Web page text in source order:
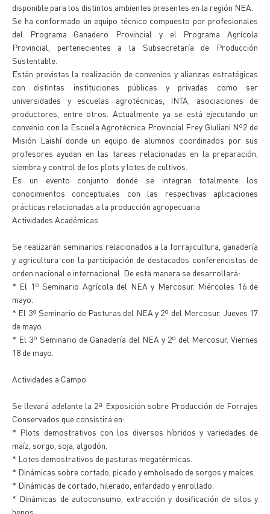
disponible para los distintos ambientes presentes en la región NEA.
Se ha conformado un equipo técnico compuesto por profesionales
del Programa Ganadero Provincial y el Programa Agrícola
Provincial, pertenecientes a la Subsecretaría de Producción
Sustentable.
Están previstas la realización de convenios y alianzas estratégicas
con distintas instituciones públicas y privadas como ser
universidades y escuelas agrotécnicas, INTA, asociaciones de
productores, entre otros. Actualmente ya se está ejecutando un
convenio con la Escuela Agrotécnica Provincial Frey Giuliani Nº2 de
Misión Laishí donde un equipo de alumnos coordinados por sus
profesores ayudan en las tareas relacionadas en la preparación,
siembra y control de los plots y lotes de cultivos.
Es un evento conjunto donde se integran totalmente los
conocimientos conceptuales con las respectivas aplicaciones
prácticas relacionadas a la producción agropecuaria
Actividades Académicas
Se realizarán seminarios relacionados a la forrajicultura, ganadería
y agricultura con la participación de destacados conferencistas de
orden nacional e internacional. De esta manera se desarrollará:
* El 1º Seminario Agrícola del NEA y Mercosur. Miércoles 16 de
mayo.
* El 3º Seminario de Pasturas del NEA y 2º del Mercosur. Jueves 17
de mayo.
* El 3º Seminario de Ganadería del NEA y 2º del Mercosur. Viernes
18 de mayo.
Actividades a Campo
Se llevará adelante la 2ª Exposición sobre Producción de Forrajes
Conservados que consistirá en:
* Plots demostrativos con los diversos híbridos y variedades de
maíz, sorgo, soja, algodón.
* Lotes demostrativos de pasturas megatérmicas.
* Dinámicas sobre cortado, picado y embolsado de sorgos y maíces.
* Dinámicas de cortado, hilerado, enfardado y enrollado.
* Dinámicas de autoconsumo, extracción y dosificación de silos y
henos.